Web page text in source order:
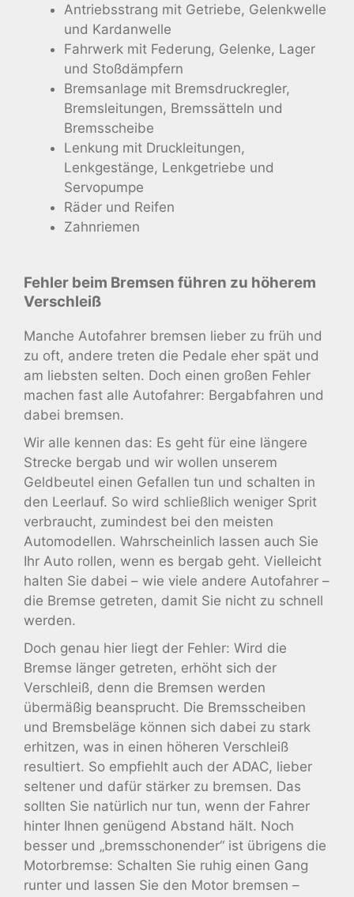
Antriebsstrang mit Getriebe, Gelenkwelle
und Kardanwelle
Fahrwerk mit Federung, Gelenke, Lager
und Stoßdämpfern
Bremsanlage mit Bremsdruckregler,
Bremsleitungen, Bremssätteln und
Bremsscheibe
Lenkung mit Druckleitungen,
Lenkgestänge, Lenkgetriebe und
Servopumpe
Räder und Reifen
Zahnriemen
Fehler beim Bremsen führen zu höherem
Verschleiß
Manche Autofahrer bremsen lieber zu früh und
zu oft, andere treten die Pedale eher spät und
am liebsten selten. Doch einen großen Fehler
machen fast alle Autofahrer: Bergabfahren und
dabei bremsen.
Wir alle kennen das: Es geht für eine längere
Strecke bergab und wir wollen unserem
Geldbeutel einen Gefallen tun und schalten in
den Leerlauf. So wird schließlich weniger Sprit
verbraucht, zumindest bei den meisten
Automodellen. Wahrscheinlich lassen auch Sie
Ihr Auto rollen, wenn es bergab geht. Vielleicht
halten Sie dabei – wie viele andere Autofahrer –
die Bremse getreten, damit Sie nicht zu schnell
werden.
Doch genau hier liegt der Fehler: Wird die
Bremse länger getreten, erhöht sich der
Verschleiß, denn die Bremsen werden
übermäßig beansprucht. Die Bremsscheiben
und Bremsbeläge können sich dabei zu stark
erhitzen, was in einen höheren Verschleiß
resultiert. So empfiehlt auch der ADAC, lieber
seltener und dafür stärker zu bremsen. Das
sollten Sie natürlich nur tun, wenn der Fahrer
hinter Ihnen genügend Abstand hält. Noch
besser und „bremsschonender“ ist übrigens die
Motorbremse: Schalten Sie ruhig einen Gang
runter und lassen Sie den Motor bremsen –